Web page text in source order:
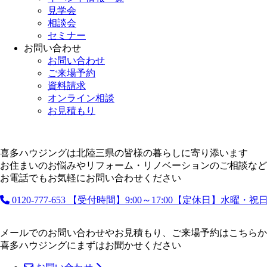
見学会
相談会
セミナー
お問い合わせ
お問い合わせ
ご来場予約
資料請求
オンライン相談
お見積もり
喜多ハウジングは北陸三県の皆様の暮らしに寄り添います
お住まいのお悩みやリフォーム・リノベーションのご相談など
お電話でもお気軽にお問い合わせください
0120-777-653 【受付時間】9:00～17:00【定休日】水曜・祝
メールでのお問い合わせやお見積もり、ご来場予約はこちら
喜多ハウジングにまずはお聞かせください